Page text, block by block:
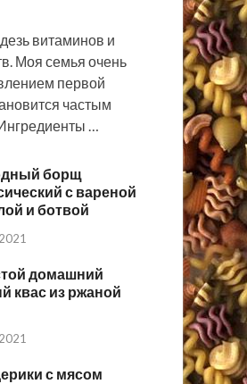
витаминов и
Моя семья очень
первой
частым
…
борщ
с вареной
и ботвой
домашний
квас из ржаной
с мясом